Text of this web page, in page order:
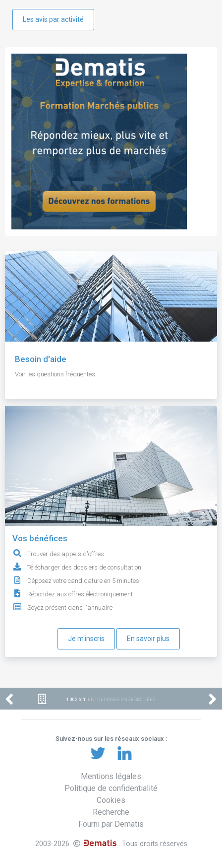
Les avis par activité
Besoin d'aide
Voir les questions fréquentes.
Vos bénéfices
Trouver des appels d'offres
Télécharger des dossiers de consultation
Déposez votre candidature en 5 minutes
Répondez aux offres électroniquement
Soyez présent dans l'annuaire
Je m'inscris En savoir plus
1 002 611 ENTREPRISES ENREGISTRÉES
Suivez-nous sur les réseaux sociaux :
Mentions légales
Politique de confidentialité
Cookies
Recherche
Fourni par Dematis
2003-2026 . Tous droits réservés